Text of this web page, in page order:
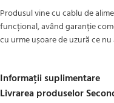
Produsul vine cu cablu de
funcțional, având garanție
cu urme ușoare de uzură ce
Informații suplimentare
Livrarea produselor